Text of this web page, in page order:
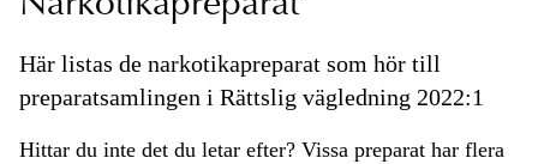
Här listas de narkotikapreparat som hör till
preparatsamlingen i Rättslig vägledning 2022:1
Hittar du inte det du letar efter? Vissa preparat har flera